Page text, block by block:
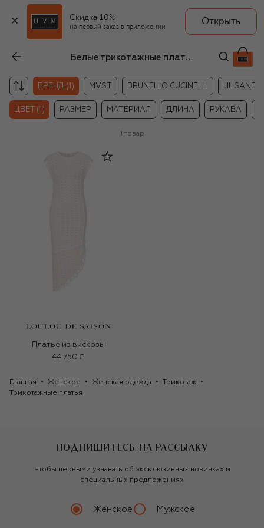
Скидка 10%
на первый заказ в приложении
Открыть
Белые трикотажные платья Loulou de Saison
БРЕНД (1) MVST BRUNELLO CUCINELLI JIL
ЦВЕТ (1) РАЗМЕР МАТЕРИАЛ ДЛИНА РУКАВА
1 товар
Платье из вискозы
44 750 ₽
Главная Женское Женская одежда
Трикотаж
Трикотажные платья
ПОДПИШИТЕСЬ НА РАССЫЛКУ
Чтобы первыми узнавать об эксклюзивных новинках и
специальных предложениях
Женское Мужское